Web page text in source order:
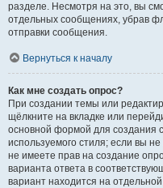
разделе. Несмотря на это, вы
отдельных сообщениях, убрав
отправки сообщения.
Вернуться к началу
Как мне создать опрос?
При создании темы или
щёлкните на вкладке или
основной формой для создания
используемого стиля; если вы
не имеете прав на создание
варианта ответа в
вариант находится на